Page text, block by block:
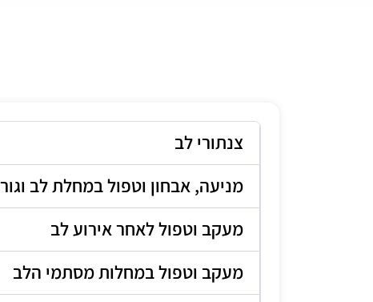
צנתורי לב
מניעה, אבחון וטפול במחלת לב
מעקב וטפול לאחר אירוע לב
מעקב וטפול במחלות מסתמי הלב